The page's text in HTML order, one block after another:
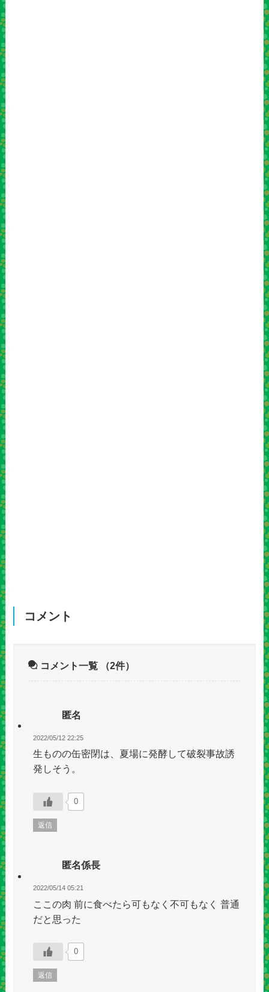
コメント
コメント一覧 （2件）
匿名
2022/05/12 22:25
生ものの缶密閉は、夏場に発酵して破裂事故誘
発しそう。
0
返信
匿名係長
2022/05/14 05:21
ここの肉 前に食べたら可もなく不可もなく 普通
だと思った
0
返信